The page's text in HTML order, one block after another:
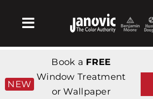
Toggle
Navigation
Products & Services
Κατάστημα
NEW
Book a FREE
Window Treatment
or Wallpaper